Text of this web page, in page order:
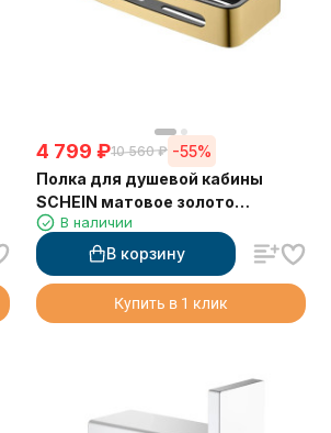
4 799 ₽10 560 ₽ -55%
Полка для душевой кабины
SCHEIN матовое золото
(9327BG)
В наличии
В корзину
Купить в 1 клик